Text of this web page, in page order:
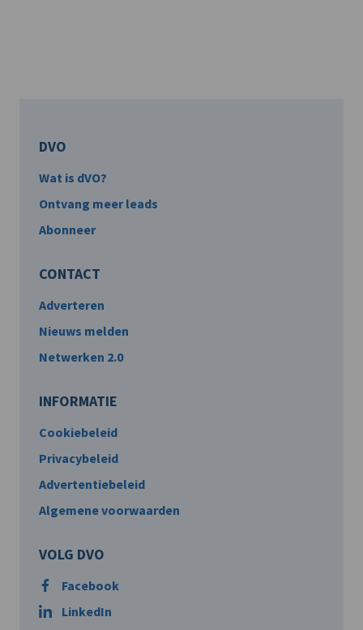
DVO
Wat is dVO?
Ontvang meer leads
Abonneer
CONTACT
Adverteren
Nieuws melden
Netwerken 2.0
INFORMATIE
Cookiebeleid
Privacybeleid
Advertentiebeleid
Algemene voorwaarden
VOLG DVO
Facebook
LinkedIn